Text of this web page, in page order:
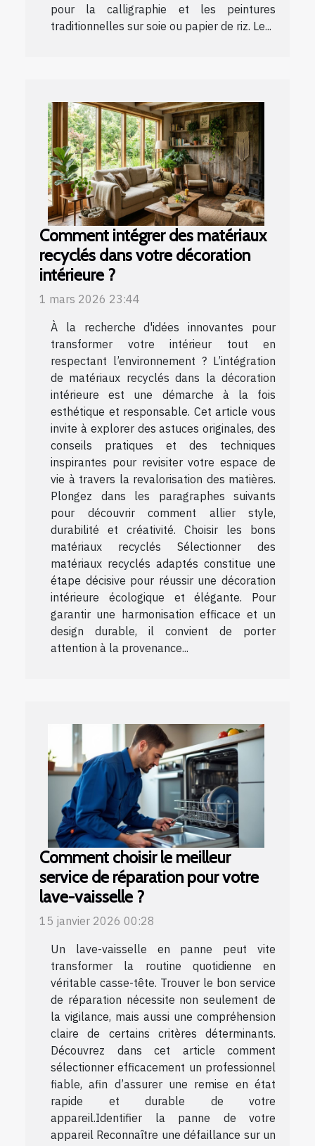
pour la calligraphie et les peintures
traditionnelles sur soie ou papier de riz. Le...
Comment intégrer des matériaux
recyclés dans votre décoration
intérieure ?
1 mars 2026 23:44
À la recherche d'idées innovantes pour
transformer votre intérieur tout en
respectant l’environnement ? L’intégration
de matériaux recyclés dans la décoration
intérieure est une démarche à la fois
esthétique et responsable. Cet article vous
invite à explorer des astuces originales, des
conseils pratiques et des techniques
inspirantes pour revisiter votre espace de
vie à travers la revalorisation des matières.
Plongez dans les paragraphes suivants
pour découvrir comment allier style,
durabilité et créativité. Choisir les bons
matériaux recyclés Sélectionner des
matériaux recyclés adaptés constitue une
étape décisive pour réussir une décoration
intérieure écologique et élégante. Pour
garantir une harmonisation efficace et un
design durable, il convient de porter
attention à la provenance...
Comment choisir le meilleur
service de réparation pour votre
lave-vaisselle ?
15 janvier 2026 00:28
Un lave-vaisselle en panne peut vite
transformer la routine quotidienne en
véritable casse-tête. Trouver le bon service
de réparation nécessite non seulement de
la vigilance, mais aussi une compréhension
claire de certains critères déterminants.
Découvrez dans cet article comment
sélectionner efficacement un professionnel
fiable, afin d’assurer une remise en état
rapide et durable de votre
appareil.Identifier la panne de votre
appareil Reconnaître une défaillance sur un